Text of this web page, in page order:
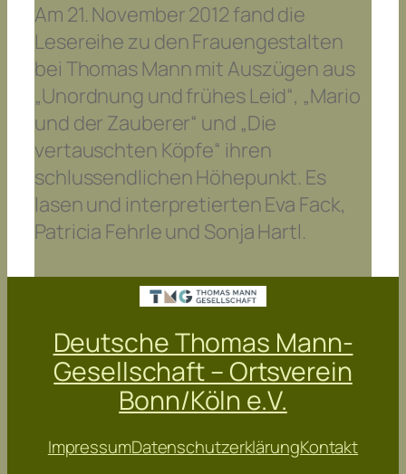
Am 21. November 2012 fand die
Lesereihe zu den Frauengestalten
bei Thomas Mann mit Auszügen aus
„Unordnung und frühes Leid“, „Mario
und der Zauberer“ und „Die
vertauschten Köpfe“ ihren
schlussendlichen Höhepunkt. Es
lasen und interpretierten Eva Fack,
Patricia Fehrle und Sonja Hartl.
Deutsche Thomas Mann-
Gesellschaft – Ortsverein
Bonn/Köln e.V.
ImpressumDatenschutzerklärungKontakt